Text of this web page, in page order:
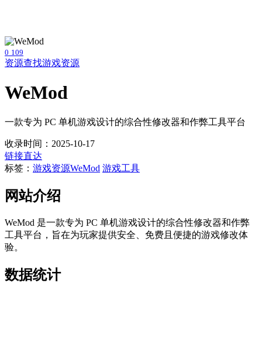
0 109
资源查找游戏资源
WeMod
一款专为 PC 单机游戏设计的综合性修改器和作弊工具平台
收录时间：2025-10-17
链接直达
标签： 游戏资源WeMod 游戏工具
网站介绍
WeMod 是一款专为 PC 单机游戏设计的综合性修改器和作弊
工具平台，旨在为玩家提供安全、免费且便捷的游戏修改体
验。
数据统计